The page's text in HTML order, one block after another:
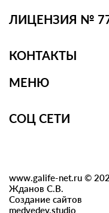
ЛИЦЕНЗИЯ №
КОНТАКТЫ
МЕНЮ
СОЦ СЕТИ
www.galife-net.ru ©
Жданов С.В.
Создание сайтов
medvedev.studio